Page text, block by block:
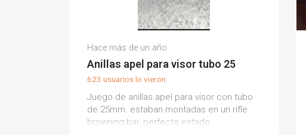
Jesus C.
Hace más de un año
Anillas apel para visor tubo 25
623 usuarios lo vieron
Juego de anillas apel para visor con tubo
de 25mm. estaban montadas en un rifle
browning bar, perfecto estado.